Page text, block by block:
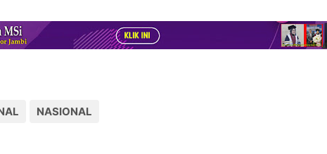
NASIONAL